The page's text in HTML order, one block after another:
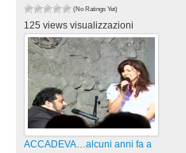
(No Ratings Yet)
125 views visualizzazioni
ACCADEVA…alcuni anni fa a